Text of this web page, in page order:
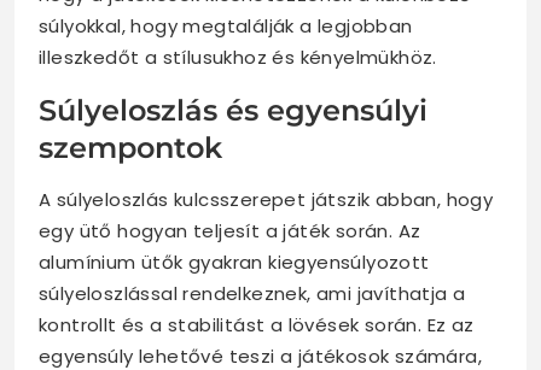
súlyokkal, hogy megtalálják a legjobban
illeszkedőt a stílusukhoz és kényelmükhöz.
Súlyeloszlás és egyensúlyi
szempontok
A súlyeloszlás kulcsszerepet játszik abban, hogy
egy ütő hogyan teljesít a játék során. Az
alumínium ütők gyakran kiegyensúlyozott
súlyeloszlással rendelkeznek, ami javíthatja a
kontrollt és a stabilitást a lövések során. Ez az
egyensúly lehetővé teszi a játékosok számára,